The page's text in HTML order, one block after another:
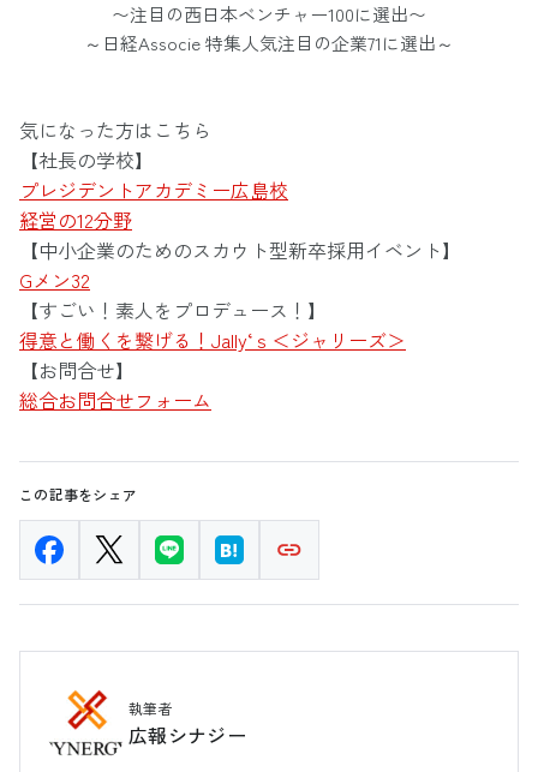
〜注目の西日本ベンチャー100に選出〜
～日経Associe 特集人気注目の企業71に選出～
気になった方はこちら
【社長の学校】
プレジデントアカデミー広島校
経営の12分野
【中小企業のためのスカウト型新卒採用イベント】
Gメン32
【すごい！素人をプロデュース！】
得意と働くを繋げる！Jally‘ｓ＜ジャリーズ＞
【お問合せ】
総合お問合せフォーム
この記事をシェア
執筆者
広報シナジー